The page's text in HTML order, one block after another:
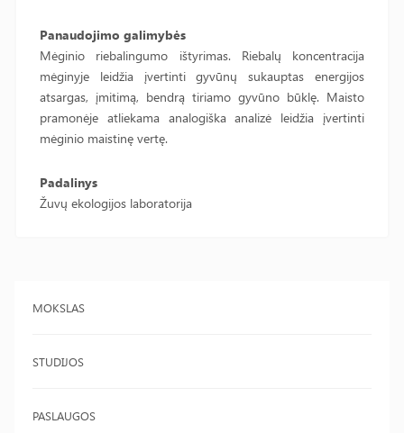
MOKSLAS
STUDIJOS
PASLAUGOS
Panaudojimo galimybės
Mėginio riebalingumo ištyrimas. Riebalų koncentracija
mėginyje leidžia įvertinti gyvūnų sukauptas energijos
atsargas, įmitimą, bendrą tiriamo gyvūno būklę. Maisto
pramonėje atliekama analogiška analizė leidžia įvertinti
mėginio maistinę vertę.
Padalinys
Žuvų ekologijos laboratorija